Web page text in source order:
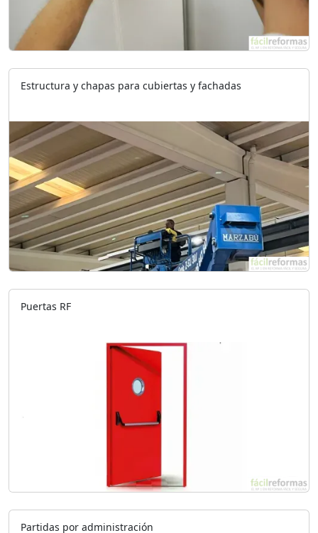
Estructura y chapas para cubiertas y fachadas
Puertas RF
Partidas por administración